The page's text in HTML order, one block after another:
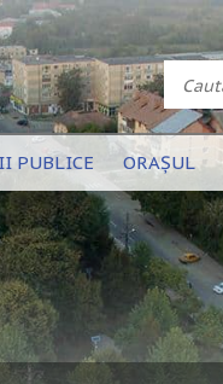
PUBLICE ORAȘUL